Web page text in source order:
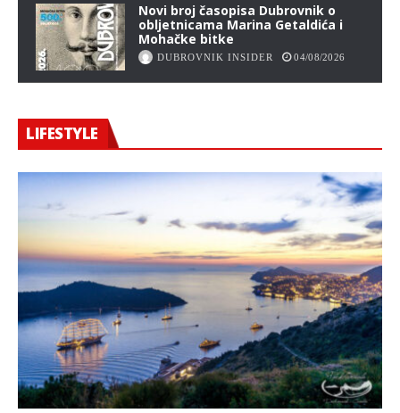
Novi broj časopisa Dubrovnik o
obljetnicama Marina Getaldića i
Mohačke bitke
DUBROVNIK INSIDER 04/08/2026
LIFESTYLE